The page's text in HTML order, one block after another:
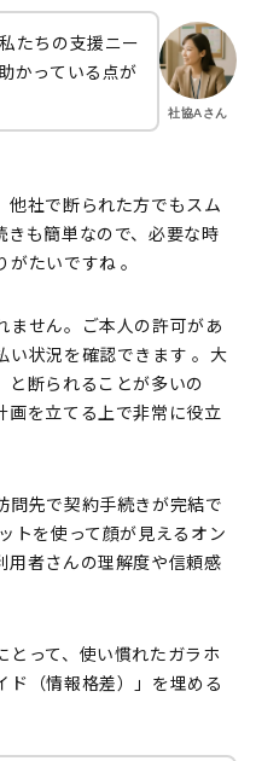
社協Aさん
たちの支援ニー
かっている点が
他社で断られた方でもスム
きも簡単なので、必要な時
たいですね 。
ません。ご本人の許可があ
い状況を確認できます 。大
と断られることが多いの
画を立てる上で非常に役立
問先で契約手続きが完結で
トを使って顔が見えるオン
用者さんの理解度や信頼感
とって、使い慣れたガラホ
ド（情報格差）」を埋める